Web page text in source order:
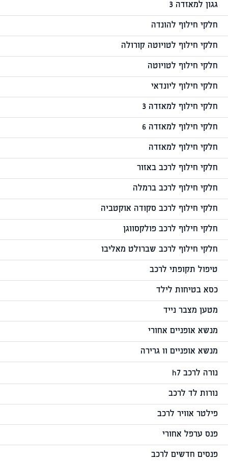
גגון למאזדה 3
חלקי חילוף להונדה
חלקי חילוף לטויוטה קורולה
חלקי חילוף לטויוטה
חלקי חילוף ליונדאי
חלקי חילוף למאזדה 3
חלקי חילוף למאזדה 6
חלקי חילוף למאזדה
חלקי חילוף לרכב באזור
חלקי חילוף לרכב ברמלה
חלקי חילוף לרכב סקודה אוקטביה
חלקי חילוף לרכב פולקסווגן
חלקי חילוף לרכב שברולט מאליבו
טיפול תקופתי לרכב
כסא בטיחות לילד
מטען מצבר נייד
מנשא אופניים אחורי
מנשא אופניים וו גרירה
נורה לרכב h7
נורות לד לרכב
פילטר אוויר לרכב
פנס ערפל אחורי
פנסים חדשים לרכב